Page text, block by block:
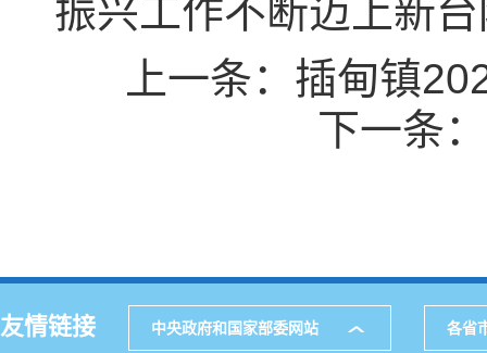
振兴工作不断迈上新
上一条： 插甸镇
下一条：
友情链接 中央政府和国家部委网站 各省